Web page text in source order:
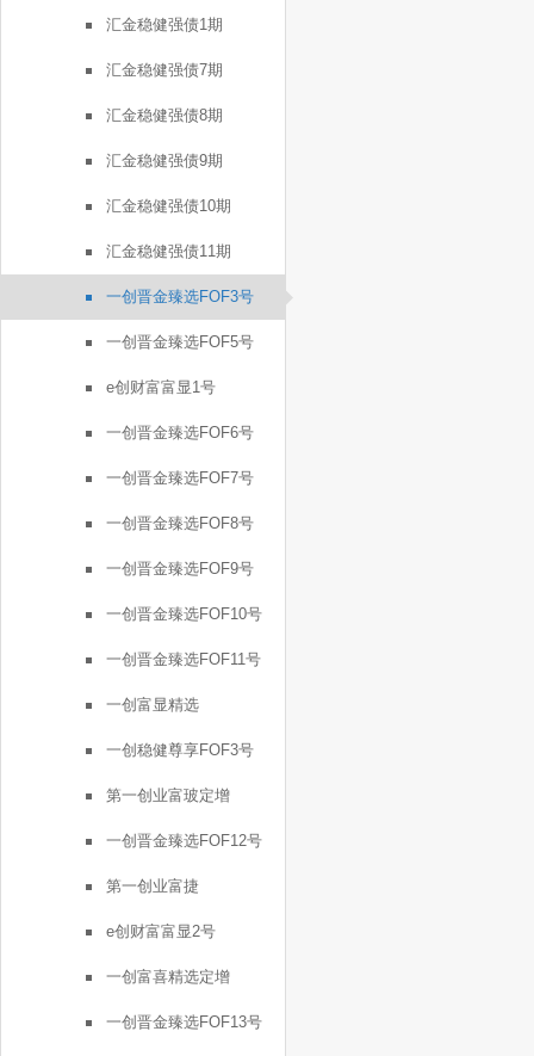
汇金稳健强债1期
汇金稳健强债7期
汇金稳健强债8期
汇金稳健强债9期
汇金稳健强债10期
汇金稳健强债11期
一创晋金臻选FOF3号
一创晋金臻选FOF5号
e创财富富显1号
一创晋金臻选FOF6号
一创晋金臻选FOF7号
一创晋金臻选FOF8号
一创晋金臻选FOF9号
一创晋金臻选FOF10号
一创晋金臻选FOF11号
一创富显精选
一创稳健尊享FOF3号
第一创业富玻定增
一创晋金臻选FOF12号
第一创业富捷
e创财富富显2号
一创富喜精选定增
一创晋金臻选FOF13号